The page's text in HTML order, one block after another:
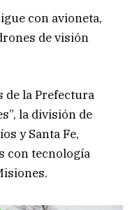
con avioneta,
de visión
de la Prefectura
la división de
y Santa Fe,
con tecnología